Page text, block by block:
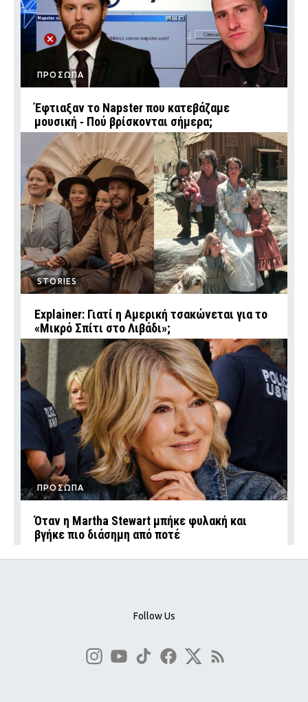
ΠΡΟΣΩΠΑ
Έφτιαξαν το Napster που κατεβάζαμε
μουσική ‑ Πού βρίσκονται σήμερα;
STORIES
Explainer: Γιατί η Αμερική τσακώνεται για το
«Μικρό Σπίτι στο Λιβάδι»;
ΠΡΟΣΩΠΑ
Όταν η Martha Stewart μπήκε φυλακή και
βγήκε πιο διάσημη από ποτέ
Follow Us